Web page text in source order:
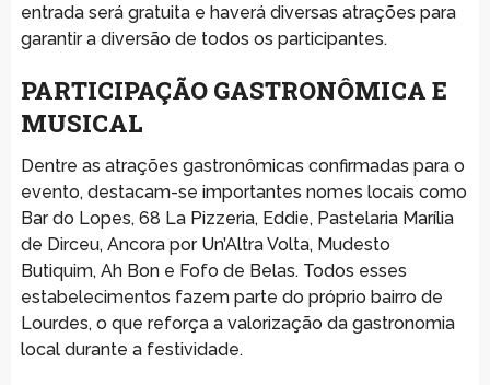
entrada será gratuita e haverá diversas atrações para
garantir a diversão de todos os participantes.
PARTICIPAÇÃO GASTRONÔMICA E
MUSICAL
Dentre as atrações gastronômicas confirmadas para o
evento, destacam-se importantes nomes locais como
Bar do Lopes, 68 La Pizzeria, Eddie, Pastelaria Marília
de Dirceu, Ancora por Un’Altra Volta, Mudesto
Butiquim, Ah Bon e Fofo de Belas. Todos esses
estabelecimentos fazem parte do próprio bairro de
Lourdes, o que reforça a valorização da gastronomia
local durante a festividade.